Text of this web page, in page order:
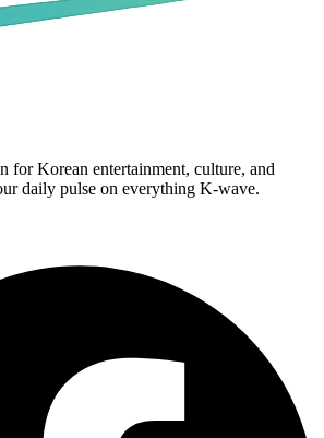
for Korean entertainment, culture, and
daily pulse on everything K-wave.